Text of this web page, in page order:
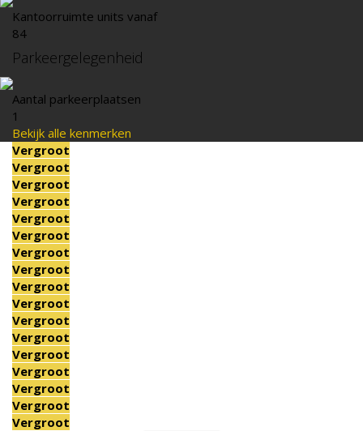
Kantoorruimte units vanaf
84
Parkeergelegenheid
Aantal parkeerplaatsen
1
Bekijk alle kenmerken
Vergroot
Vergroot
Vergroot
Vergroot
Vergroot
Vergroot
Vergroot
Vergroot
Vergroot
Vergroot
Vergroot
Vergroot
Vergroot
Vergroot
Vergroot
Vergroot
Vergroot